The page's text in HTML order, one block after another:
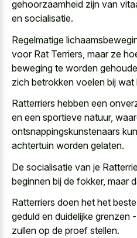
gehoorzaamheid zijn van
en socialisatie.
Regelmatige
voor Rat Terriers, maar ze
beweging te worden
zich betrokken voelen bij wat
Ratterriers hebben een
en een sportieve natuur,
ontsnappingskunstenaars
achtertuin worden gelaten.
De socialisatie van je
beginnen bij de fokker, maar
Ratterriers doen het het
geduld en duidelijke grenzen
zullen op de proef stellen.